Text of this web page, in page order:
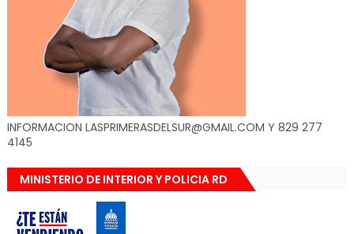
INFORMACION LASPRIMERASDELSUR@GMAIL.COM Y 829 277
4145
MINISTERIO DE INTERIOR Y POLICIA RD